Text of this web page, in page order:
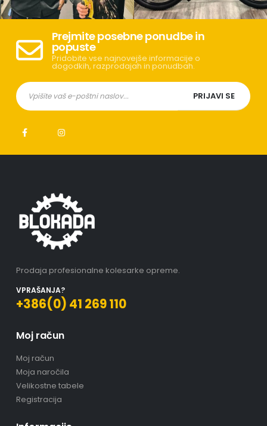
Prejmite posebne ponudbe in
popuste
Pridobite vse najnovejše informacije o
dogodkih, razprodajah in ponudbah.
Prodaja profesionalne kolesarke opreme.
VPRAŠANJA?
+386(0) 41 269 110
Moj račun
Moj račun
Moja naročila
Velikostne tabele
Registracija